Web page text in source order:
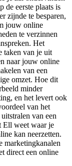
de eerste plaats is
zijnde te besparen,
jouw online
te verzinnen
Het
taken van je uit
naar jouw online
van een
omzet. Hoe dit
minder
en het levert ook
van het
van een
Ell weet waar je
kan neerzetten.
marketingkanalen
direct een online